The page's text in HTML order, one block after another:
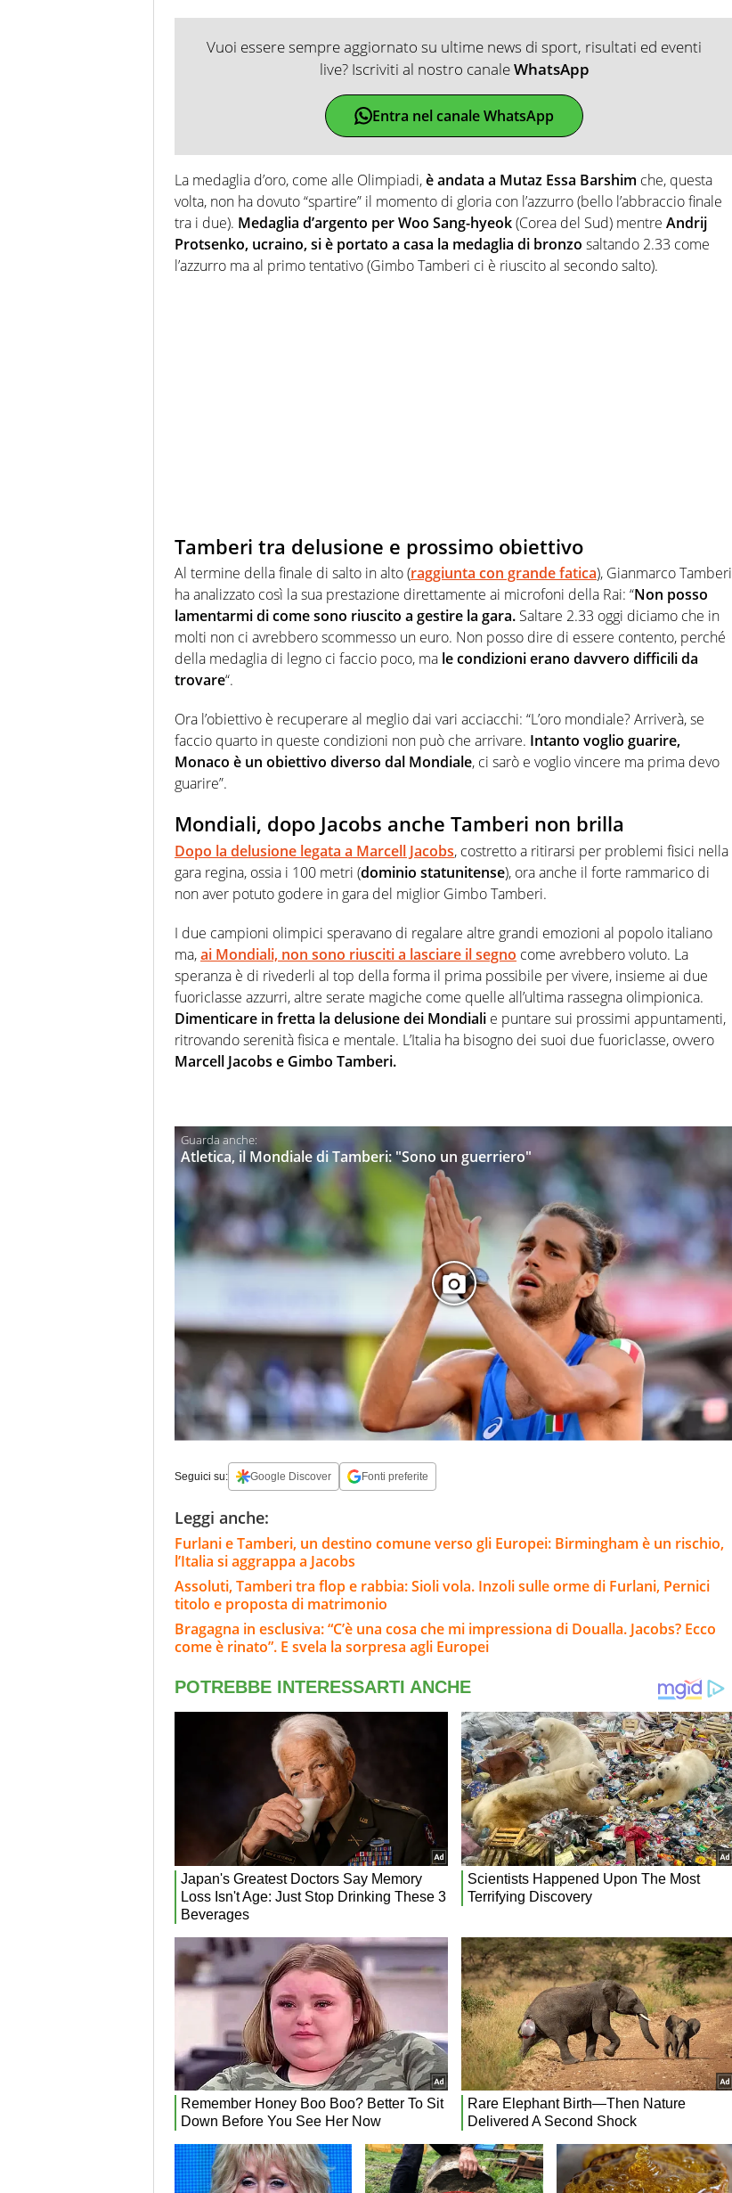
Vuoi essere sempre aggiornato su ultime news di sport, risultati ed eventi
live? Iscriviti al nostro canaleWhatsApp
Entra nel canale WhatsApp
La medaglia d’oro, come alle Olimpiadi,è andata a Mutaz Essa Barshim che, questa
volta, non ha dovuto “spartire” il momento di gloria con l’azzurro (bello l’abbraccio finale
tra i due). Medaglia d’argento per Woo Sang-hyeok(Corea del Sud) mentre Andrij
Protsenko, ucraino, si è portato a casa la medaglia di bronzo saltando 2.33 come
l’azzurro ma al primo tentativo (Gimbo Tamberi ci è riuscito al secondo salto).
Tamberi tra delusione e prossimo obiettivo
Al termine della finale di salto in alto (raggiunta con grande fatica), Gianmarco Tamberi
ha analizzato così la sua prestazione direttamente ai microfoni della Rai: “Non posso
lamentarmi di come sono riuscito a gestire la gara. Saltare 2.33 oggi diciamo che in
molti non ci avrebbero scommesso un euro. Non posso dire di essere contento, perché
della medaglia di legno ci faccio poco, ma le condizioni erano davvero difficili da
trovare“.
Ora l’obiettivo è recuperare al meglio dai vari acciacchi: “L’oro mondiale? Arriverà, se
faccio quarto in queste condizioni non può che arrivare. Intanto voglio guarire,
Monaco è un obiettivo diverso dal Mondiale, ci sarò e voglio vincere ma prima devo
guarire”.
Mondiali, dopo Jacobs anche Tamberi non brilla
Dopo la delusione legata a Marcell Jacobs, costretto a ritirarsi per problemi fisici nella
gara regina, ossia i 100 metri (dominio statunitense), ora anche il forte rammarico di
non aver potuto godere in gara del miglior Gimbo Tamberi.
I due campioni olimpici speravano di regalare altre grandi emozioni al popolo italiano
ma,ai Mondiali, non sono riusciti a lasciare il segno come avrebbero voluto. La
speranza è di rivederli al top della forma il prima possibile per vivere, insieme ai due
fuoriclasse azzurri, altre serate magiche come quelle all’ultima rassegna olimpionica.
Dimenticare in fretta la delusione dei Mondiali e puntare sui prossimi appuntamenti,
ritrovando serenità fisica e mentale. L’Italia ha bisogno dei suoi due fuoriclasse, ovvero
Marcell Jacobs e Gimbo Tamberi.
Atletica, il Mondiale di Tamberi: "Sono un guerriero"
Seguici su: Google Discover Fonti preferite
Leggi anche:
Furlani e Tamberi, un destino comune verso gli Europei: Birmingham è un rischio,
l’Italia si aggrappa a Jacobs
Assoluti, Tamberi tra flop e rabbia: Sioli vola. Inzoli sulle orme di Furlani, Pernici
titolo e proposta di matrimonio
Bragagna in esclusiva: “C’è una cosa che mi impressiona di Doualla. Jacobs? Ecco
come è rinato”. E svela la sorpresa agli Europei